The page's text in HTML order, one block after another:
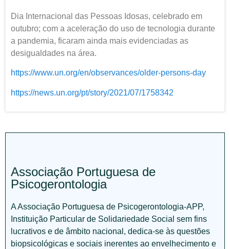
Dia Internacional das Pessoas Idosas, celebrado em
outubro; com a aceleração do uso de tecnologia durante
a pandemia, ficaram ainda mais evidenciadas as
desigualdades na área.
https://www.un.org/en/observances/older-persons-day
https://news.un.org/pt/story/2021/07/1758342
Associação Portuguesa de
Psicogerontologia
A Associação Portuguesa de Psicogerontologia-APP,
Instituição Particular de Solidariedade Social sem fins
lucrativos e de âmbito nacional, dedica-se às questões
biopsicológicas e sociais inerentes ao envelhecimento e